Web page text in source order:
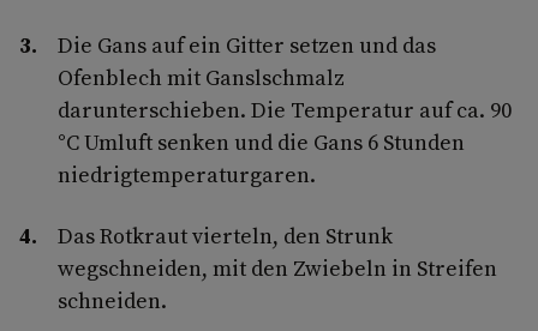
Die Gans auf ein Gitter setzen und das
Ofenblech mit Ganslschmalz
darunterschieben. Die Temperatur auf ca. 90
°C Umluft senken und die Gans 6 Stunden
niedrigtemperaturgaren.
Das Rotkraut vierteln, den Strunk
wegschneiden, mit den Zwiebeln in Streifen
schneiden.